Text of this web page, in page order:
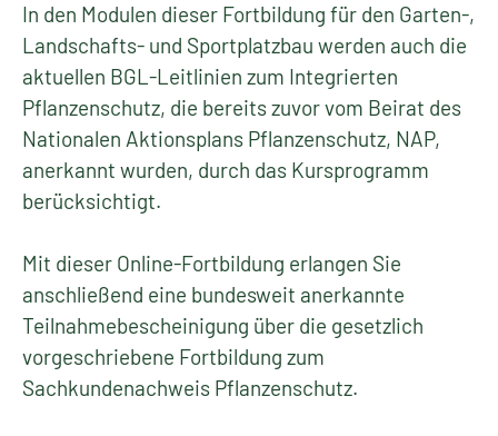
In den Modulen dieser Fortbildung für den Garten-,
Landschafts- und Sportplatzbau werden auch die
aktuellen BGL-Leitlinien zum Integrierten
Pflanzenschutz, die bereits zuvor vom Beirat des
Nationalen Aktionsplans Pflanzenschutz, NAP,
anerkannt wurden, durch das Kursprogramm
berücksichtigt.
Mit dieser Online-Fortbildung erlangen Sie
anschließend eine bundesweit anerkannte
Teilnahmebescheinigung über die gesetzlich
vorgeschriebene Fortbildung zum
Sachkundenachweis Pflanzenschutz.